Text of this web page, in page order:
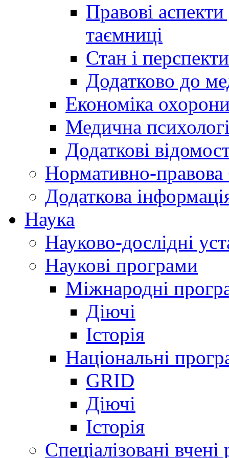
Правові
таємниці
Стан і
Додатково до
Економіка
Медична
Додаткові
Нормативно-правова
Додаткова
Наука
Науково-дослідні
Наукові програми
Міжнародні
Діючі
Історія
Національні
GRID
Діючі
Історія
Спеціалізовані вчені